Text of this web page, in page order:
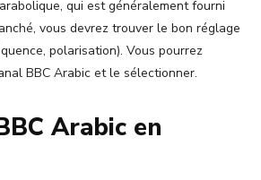
qui est généralement fourni
vous devrez trouver le bon réglage
polarisation). Vous pourrez
BBC Arabic et le sélectionner.
Arabic en